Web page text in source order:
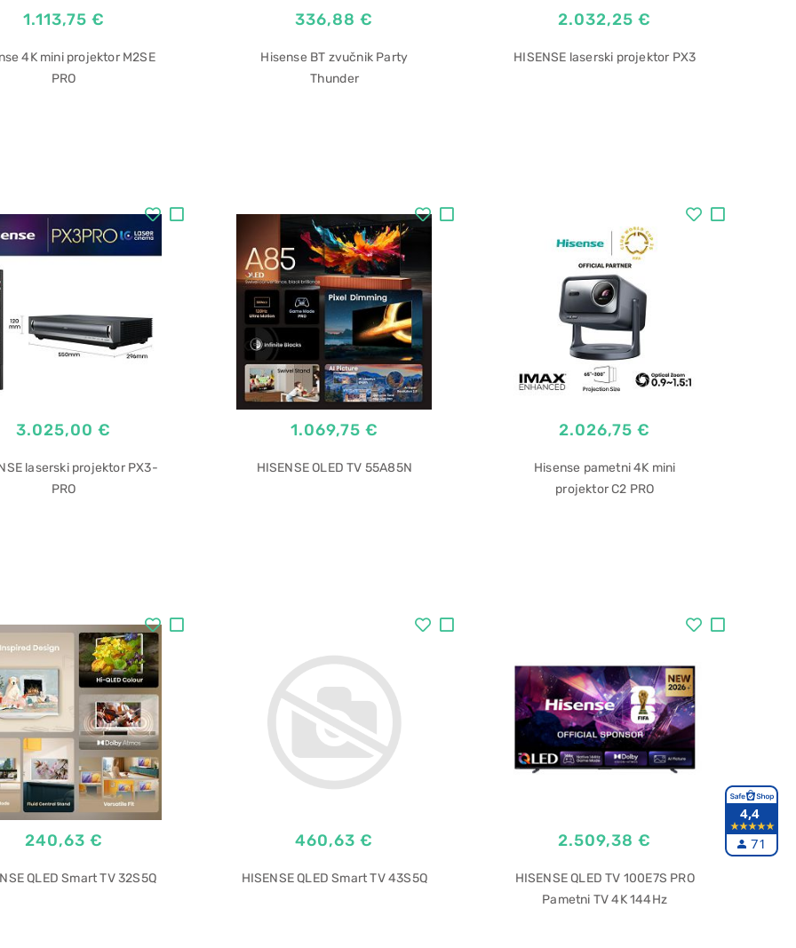
1.113,75 €
4K mini projektor M2SE
PRO
336,88 €
Hisense BT zvučnik Party
Thunder
2.032,25 €
HISENSE laserski projektor PX3
3.025,00 €
laserski projektor PX3-
PRO
1.069,75 €
HISENSE OLED TV 55A85N
2.026,75 €
Hisense pametni 4K mini
projektor C2 PRO
240,63 €
QLED Smart TV 32S5Q
460,63 €
HISENSE QLED Smart TV 43S5Q
2.509,38 €
HISENSE QLED TV 100E7S PRO
Pametni TV 4K 144Hz
4,4
71